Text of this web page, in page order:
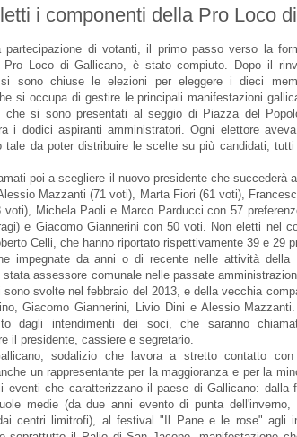
i componenti della Pro Loco
partecipazione di votanti, il primo passo verso la
Pro Loco di Gallicano, è stato compiuto. Dopo il
sono chiuse le elezioni per eleggere i dieci
si occupa di gestire le principali manifestazioni
che si sono presentati al seggio di Piazza del
i dodici aspiranti amministratori. Ogni elettore
tale da poter distribuire le scelte su più candidati, tutti
poi a scegliere il nuovo presidente che succederà
Mazzanti (71 voti), Marta Fiori (61 voti),
voti), Michela Paoli e Marco Parducci con 57
e Giacomo Giannerini con 50 voti. Non eletti nel
Celli, che hanno riportato rispettivamente 39 e 29
impegnate da anni o di recente nelle attività della
stata assessore comunale nelle passate
sono svolte nel febbraio del 2013, e della vecchia
Giacomo Giannerini, Livio Dini e Alessio
dagli intendimenti dei soci, che saranno
il presidente, cassiere e segretario.
sodalizio che lavora a stretto contatto con
un rappresentante per la maggioranza e per la
eventi che caratterizzano il paese di Gallicano: dalla
medie (da due anni evento di punta dell'inverno,
centri limitrofi), al festival "Il Pane e le rose" agli